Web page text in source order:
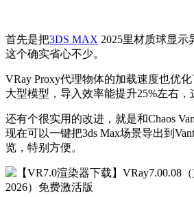
首先是把3DS MAX 2025里材质球显示异
这个确实省心不少。
VRay Proxy代理物体的加载速度也优化了
大型模型，导入效率能提升25%左右，
还有个很实用的改进，就是和Chaos
现在可以一键把3ds Max场景导出到
览，特别方便。